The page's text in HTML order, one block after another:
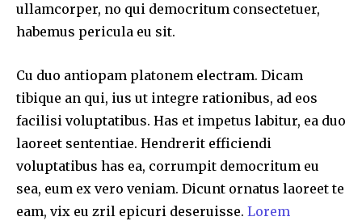
ullamcorper, no qui democritum consectetuer,
habemus pericula eu sit.
Cu duo antiopam platonem electram. Dicam
tibique an qui, ius ut integre rationibus, ad eos
facilisi voluptatibus. Has et impetus labitur, ea duo
laoreet sententiae. Hendrerit efficiendi
voluptatibus has ea, corrumpit democritum eu
sea, eum ex vero veniam. Dicunt ornatus laoreet te
eam, vix eu zril epicuri deseruisse. Lorem